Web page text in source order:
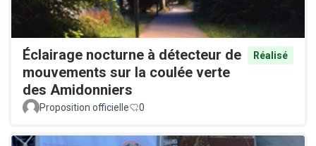
Éclairage nocturne à détecteur de
mouvements sur la coulée verte
des Amidonniers
Réalisé
Proposition officielle 0